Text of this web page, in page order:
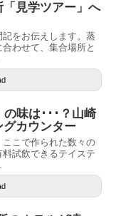
見学ツアー」へ
をお伝えします。蒸
わせて、集合場所と
味は･･･？山崎
カウンター
こで作られた数々の
試飲できるテイステ